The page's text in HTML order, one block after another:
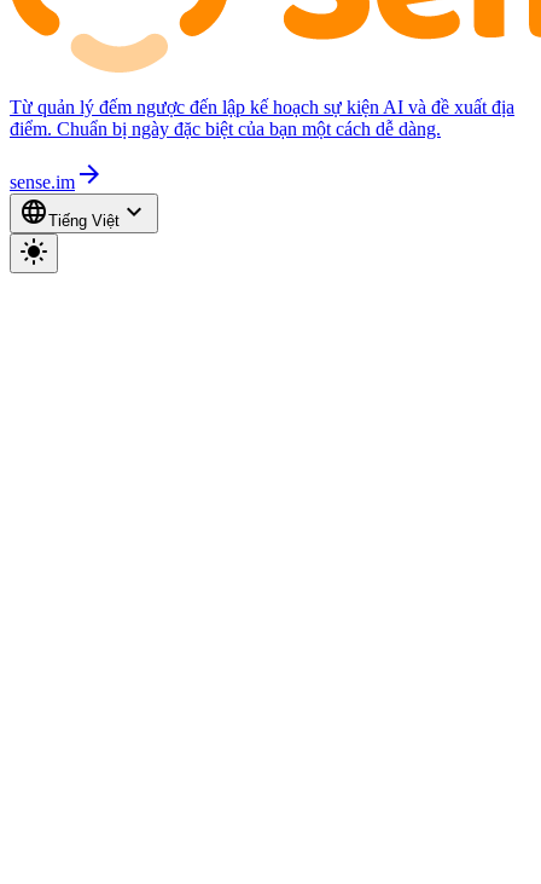
Từ quản lý đếm ngược đến lập kế hoạch sự kiện AI và đề xuất địa
điểm. Chuẩn bị ngày đặc biệt của bạn một cách dễ dàng.
sense.im arrow_forward
languageTiếng Việt expand_more
light_mode